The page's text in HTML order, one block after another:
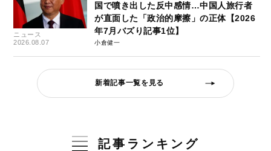
ニュース
2026.08.07
国で噴き出した反中感情…中国人旅行者
が直面した「政治的摩擦」の正体【2026
年7月バズり記事1位】
小倉健一
新着記事一覧を見る
記事ランキング